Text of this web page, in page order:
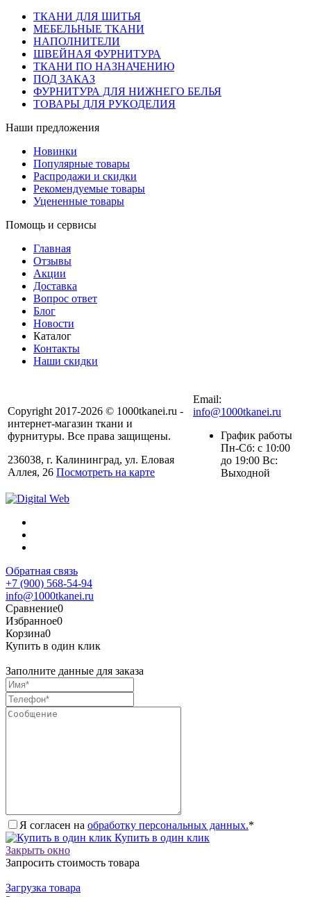
ТКАНИ ДЛЯ ШИТЬЯ
МЕБЕЛЬНЫЕ ТКАНИ
НАПОЛНИТЕЛИ
ШВЕЙНАЯ ФУРНИТУРА
ТКАНИ ПО НАЗНАЧЕНИЮ
ПОД ЗАКАЗ
ФУРНИТУРА ДЛЯ НИЖНЕГО БЕЛЬЯ
ТОВАРЫ ДЛЯ РУКОДЕЛИЯ
Наши предложения
Новинки
Популярные товары
Распродажи и скидки
Рекомендуемые товары
Уцененные товары
Помощь и сервисы
Главная
Отзывы
Акции
Доставка
Вопрос ответ
Блог
Новости
Каталог
Контакты
Наши скидки
Copyright 2017-2026 © 1000tkanei.ru -
интернет-магазин ткани и
фурнитуры. Все права защищены.
236038, г. Калининград, ул. Еловая
Аллея, 26 Посмотреть на карте
Email:
info@1000tkanei.ru
График работы
Пн-Сб: с 10:00
до 19:00 Вс:
Выходной
Обратная связь
+7 (900) 568-54-94
info@1000tkanei.ru
Сравнение0
Избранное0
Корзина0
Купить в один клик
Заполните данные для заказа
Я согласен на обработку персональных данных.*
Купить в один клик
Закрыть окно
Запросить стоимость товара
Загрузка товара